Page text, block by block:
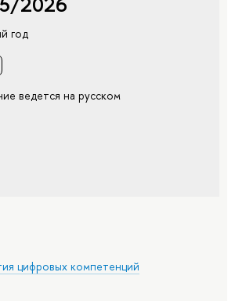
год
ведется на русском
цифровых компетенций